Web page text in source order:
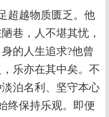
超越物质匮乏。他
巷，人不堪其忧，
的人生追求?他曾
乐亦在其中矣。不
泊名利、坚守本心
终保持乐观。即便